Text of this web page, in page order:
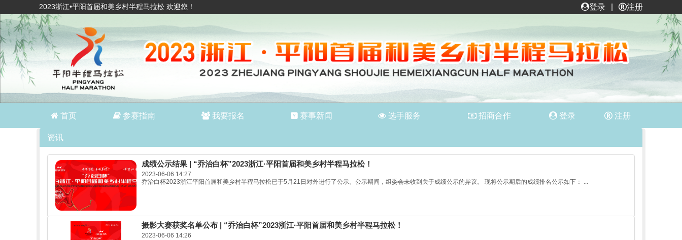
2023浙江•平阳首届和美乡村半程马拉松 欢迎您！ 登录 注册
首页 参赛指南 我要报名 赛事新闻 选手服务 招商合作 登录 注册
资讯
成绩公示结果 | “乔治白杯”2023浙江·平阳首届和美乡村半程马拉松！
2023-06-06 14:27
乔治白杯2023浙江平阳首届和美乡村半程马拉松已于5月21日对外进行了公示。公示期间，组委会未收到关于成绩公示的异议。 现将公示期后的成绩排名公示如下： ...
摄影大赛获奖名单公布 | “乔治白杯”2023浙江·平阳首届和美乡村半程马拉松！
2023-06-06 14:26